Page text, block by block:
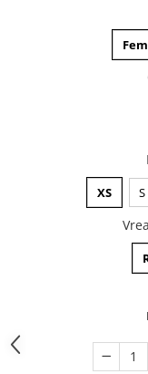
Tricouri aniversare
Tricouri motociclisti
Tricouri motociclisti
Tricouri biciclisti MTB
Tricouri biciclisti BMX
XS S